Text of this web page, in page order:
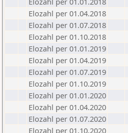
Elozahl per 01.04.2018
Elozahl per 01.07.2018
Elozahl per 01.10.2018
Elozahl per 01.01.2019
Elozahl per 01.04.2019
Elozahl per 01.07.2019
Elozahl per 01.10.2019
Elozahl per 01.01.2020
Elozahl per 01.04.2020
Elozahl per 01.07.2020
Elozahl per 01.10.2020